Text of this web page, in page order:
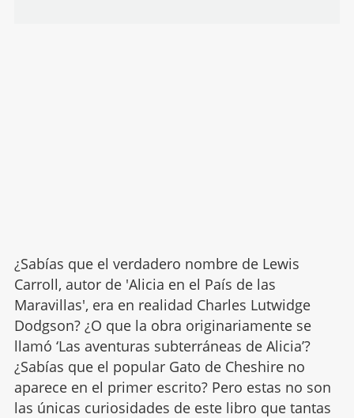
¿Sabías que el verdadero nombre de Lewis
Carroll, autor de 'Alicia en el País de las
Maravillas', era en realidad Charles Lutwidge
Dodgson? ¿O que la obra originariamente se
llamó ‘Las aventuras subterráneas de Alicia’?
¿Sabías que el popular Gato de Cheshire no
aparece en el primer escrito? Pero estas no son
las únicas curiosidades de este libro que tantas